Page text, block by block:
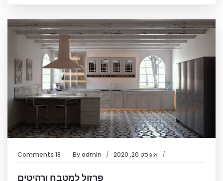
אוגוסט 20, 2020 Byadmin
18 Comments
פרזול למטבח ורהיטים